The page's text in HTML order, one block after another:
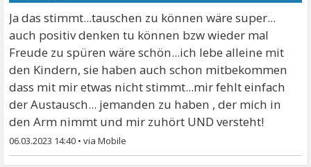
Ja das stimmt...tauschen zu können wäre super...
auch positiv denken tu können bzw wieder mal
Freude zu spüren wäre schön...ich lebe alleine mit
den Kindern, sie haben auch schon mitbekommen
dass mit mir etwas nicht stimmt...mir fehlt einfach
der Austausch... jemanden zu haben , der mich in
den Arm nimmt und mir zuhört UND versteht!
06.03.2023 14:40 •